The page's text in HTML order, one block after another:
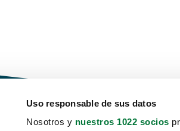
Uso responsable de sus datos
Nosotros y nuestros 1022 socios